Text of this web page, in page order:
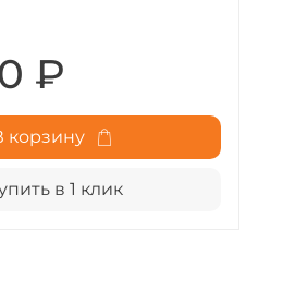
₽
корзину
в 1 клик